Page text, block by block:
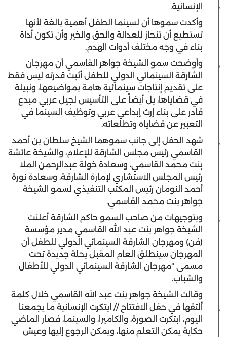
الإنسانية.
وأكدت سموها أن لسينما الطفل أهمية بالغة لأنها
تستطيع أن تنحاز للعدالة والحق والخير وأن تكون أداة
بناء في وجه مختلف أدوات الهدم.
وأوضحت سمو الشيخة جواهر القاسمي أن مهرجان
الشارقة السينمائي الدولي للطفل أثبت قدرته ليس فقط
على تقديم إنتاجات سينمائية هامة بمواضيعها، ونبيلة
في قضاياها، بل أيضاً على التأسيس لجيل عربي مبدع
قادر على بناء إرث إبداعي عربي وتوظيف السينما في
التعبير عن قضاياه وتطلعاته.
شهد الحفل إلى جانب سموهما الشيخ سلطان بن أحمد
القاسمي رئيس مجلس الشارقة للإعلام، والشيخة عائشة
بنت محمد القاسمي، وسعادة خولة عبدالرحمن الملا
رئيس المجلس الاستشاري لإمارة الشارقة، وسعادة نورة
أحمد النومان رئيس المكتب التنفيذي لسمو الشيخة
جواهر بنت محمد القاسمي.
وبتوجيهات من صاحب السمو حاكم الشارقة أعلنت
الشيخة جواهر بنت عبد الله القاسمي مدير مؤسسة
(فن) ومهرجان الشارقة السينمائي الدولي للطفل أن
المهرجان سينطلق العام المقبل بحلة جديدة تحت
مسمى "مهرجان الشارقة السينمائي الدولي للأطفال
والشباب.
وقالت الشيخة جواهر بنت عبد الله القاسمي خلال كلمة
ألتقها في حفل الافتتاح // ابتكرت الإنسانية ما يجمعنا
اليوم، ابتكرت الصورة، والكاميرا، والسينما، فصار الماضي
حكاية يمكن التعلم منها، ويمكن الرجوع إليها وعيش